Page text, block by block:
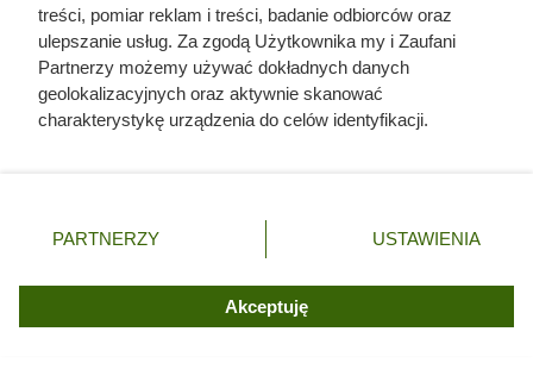
treści, pomiar reklam i treści, badanie odbiorców oraz
ulepszanie usług. Za zgodą Użytkownika my i Zaufani
Partnerzy możemy używać dokładnych danych
geolokalizacyjnych oraz aktywnie skanować
charakterystykę urządzenia do celów identyfikacji.
zmienić/wycofać klikając przycisk ustawień prywatności
znajdujący się w lewym dolnym rogu strony. Niektóre
użytkownika, ale masz prawo sprzeciwić się takiemu
przetwarzaniu. Preferencje będą miały zastosowania tylko
PARTNERZY USTAWIENIA
Akceptuję